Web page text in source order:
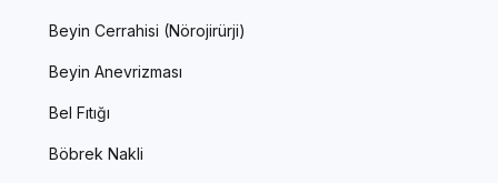
Beyin Cerrahisi (Nörojirürji)
Beyin Anevrizması
Bel Fıtığı
Böbrek Nakli